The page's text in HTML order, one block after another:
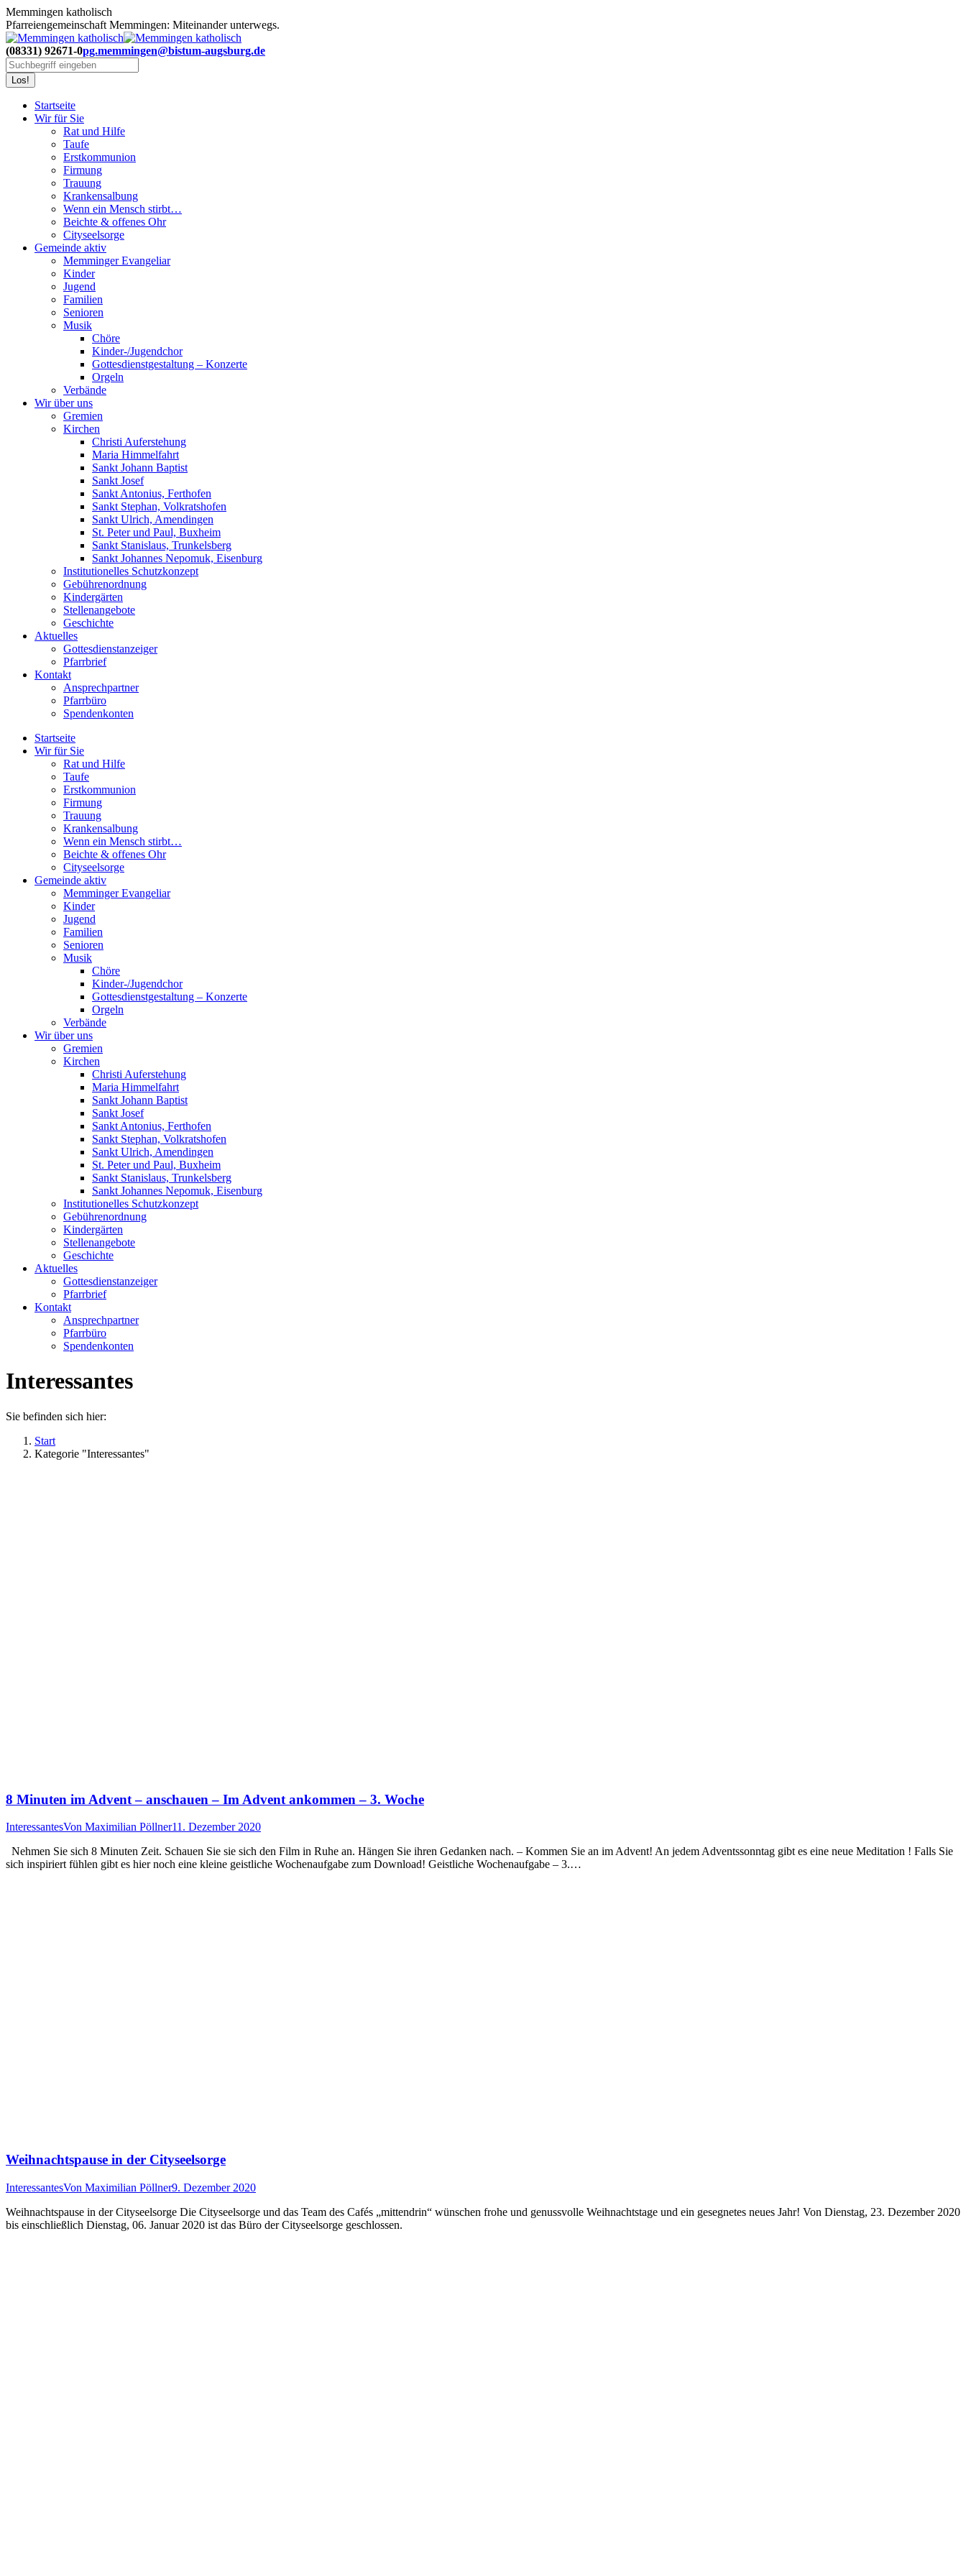
Zum
Inhalt
springen
Memmingen katholisch
Pfarreiengemeinschaft Memmingen: Miteinander unterwegs.
(08331) 92671-0pg.memmingen@bistum-augsburg.de
Search:
Startseite
Wir für Sie
Rat und Hilfe
Taufe
Erstkommunion
Firmung
Trauung
Krankensalbung
Wenn ein Mensch stirbt…
Beichte & offenes Ohr
Cityseelsorge
Gemeinde aktiv
Memminger Evangeliar
Kinder
Jugend
Familien
Senioren
Musik
Chöre
Kinder-/Jugendchor
Gottesdienstgestaltung – Konzerte
Orgeln
Verbände
Wir über uns
Gremien
Kirchen
Christi Auferstehung
Maria Himmelfahrt
Sankt Johann Baptist
Sankt Josef
Sankt Antonius, Ferthofen
Sankt Stephan, Volkratshofen
Sankt Ulrich, Amendingen
St. Peter und Paul, Buxheim
Sankt Stanislaus, Trunkelsberg
Sankt Johannes Nepomuk, Eisenburg
Institutionelles Schutzkonzept
Gebührenordnung
Kindergärten
Stellenangebote
Geschichte
Aktuelles
Gottesdienstanzeiger
Pfarrbrief
Kontakt
Ansprechpartner
Pfarrbüro
Spendenkonten
Startseite
Wir für Sie
Rat und Hilfe
Taufe
Erstkommunion
Firmung
Trauung
Krankensalbung
Wenn ein Mensch stirbt…
Beichte & offenes Ohr
Cityseelsorge
Gemeinde aktiv
Memminger Evangeliar
Kinder
Jugend
Familien
Senioren
Musik
Chöre
Kinder-/Jugendchor
Gottesdienstgestaltung – Konzerte
Orgeln
Verbände
Wir über uns
Gremien
Kirchen
Christi Auferstehung
Maria Himmelfahrt
Sankt Johann Baptist
Sankt Josef
Sankt Antonius, Ferthofen
Sankt Stephan, Volkratshofen
Sankt Ulrich, Amendingen
St. Peter und Paul, Buxheim
Sankt Stanislaus, Trunkelsberg
Sankt Johannes Nepomuk, Eisenburg
Institutionelles Schutzkonzept
Gebührenordnung
Kindergärten
Stellenangebote
Geschichte
Aktuelles
Gottesdienstanzeiger
Pfarrbrief
Kontakt
Ansprechpartner
Pfarrbüro
Spendenkonten
Interessantes
Sie befinden sich hier:
Start
Kategorie "Interessantes"
8 Minuten im Advent – anschauen – Im Advent ankommen – 3. Woche
InteressantesVon Maximilian Pöllner11. Dezember 2020
Nehmen Sie sich 8 Minuten Zeit. Schauen Sie sie sich den Film in Ruhe an. Hängen Sie ihren Gedanken nach. – Kommen Sie an im Advent! An jedem Adventssonntag gibt es eine neue Meditation ! Falls Sie
sich inspiriert fühlen gibt es hier noch eine kleine geistliche Wochenaufgabe zum Download! Geistliche Wochenaufgabe – 3.…
Weihnachtspause in der Cityseelsorge
InteressantesVon Maximilian Pöllner9. Dezember 2020
Weihnachtspause in der Cityseelsorge Die Cityseelsorge und das Team des Cafés „mittendrin“ wünschen frohe und genussvolle Weihnachtstage und ein gesegnetes neues Jahr! Von Dienstag, 23. Dezember 2020
bis einschließlich Dienstag, 06. Januar 2020 ist das Büro der Cityseelsorge geschlossen.